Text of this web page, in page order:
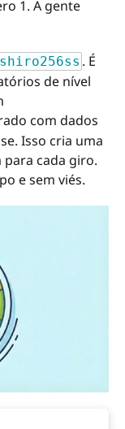
1. A gente
. É
de nível
com dados
Isso cria uma
cada giro.
e sem viés.